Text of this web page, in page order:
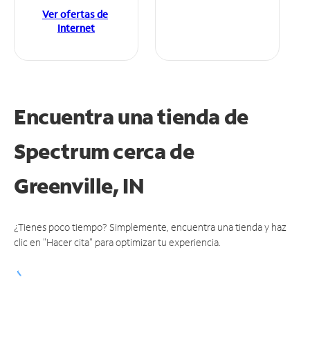
Ver ofertas de
Internet
Encuentra una tienda de
Spectrumcerca de
Greenville, IN
¿Tienes poco tiempo? Simplemente, encuentra una tienda y haz
clic en "Hacer cita" para optimizar tu experiencia.